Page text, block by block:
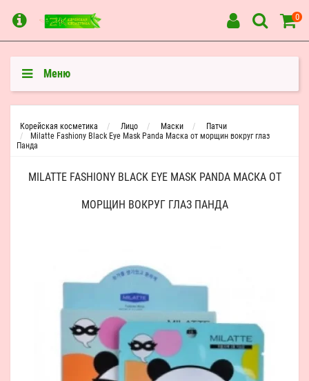
0
Меню
Корейская косметика Лицо Маски
Патчи
Milatte Fashiony Black Eye Mask Panda Маска от морщин вокруг глаз
Панда
MILATTE FASHIONY BLACK EYE MASK PANDA МАСКА ОТ
МОРЩИН ВОКРУГ ГЛАЗ ПАНДА